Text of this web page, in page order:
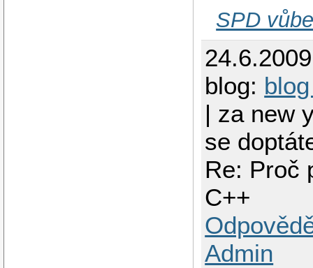
SPD
blog:
| za new
se
Re: Proč
C++
Admin